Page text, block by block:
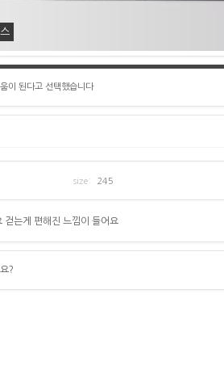
이 된다고 선택했습니다
size: 245
걷는게 편해진 느낌이 들어요
?